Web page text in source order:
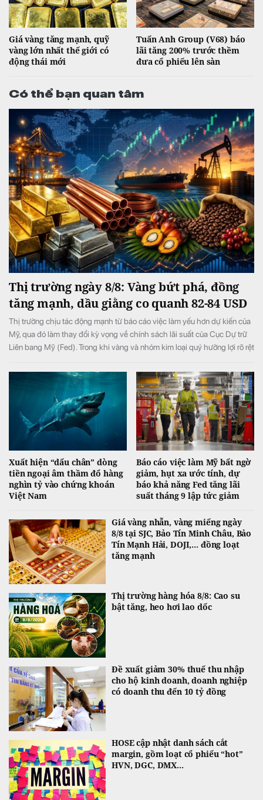
Giá vàng tăng mạnh, quỹ
vàng lớn nhất thế giới có
động thái mới
Tuấn Anh Group (V68) báo
lãi tăng 200% trước thềm
đưa cổ phiếu lên sàn
Có thể bạn quan tâm
Thị trường ngày 8/8: Vàng bứt phá, đồng
tăng mạnh, dầu giằng co quanh 82-84 USD
Thị trường chịu tác động mạnh từ báo cáo việc làm yếu hơn dự kiến của
Mỹ, qua đó làm thay đổi kỳ vọng về chính sách lãi suất của Cục Dự trữ
Liên bang Mỹ (Fed). Trong khi vàng và nhóm kim loại quý hưởng lợi rõ rệt
diễn biến liên quan xung đột Mỹ-Iran và eo biển Hormuz.
Xuất hiện “dấu chân” dòng
tiền ngoại âm thầm đổ hàng
nghìn tỷ vào chứng khoán
Việt Nam
Báo cáo việc làm Mỹ bất ngờ
giảm, hụt xa ước tính, dự
báo khả năng Fed tăng lãi
suất tháng 9 lập tức giảm
Giá vàng nhẫn, vàng miếng ngày
8/8 tại SJC, Bảo Tín Minh Châu, Bảo
Tín Mạnh Hải, DOJI,... đồng loạt
tăng mạnh
Thị trường hàng hóa 8/8: Cao su
bật tăng, heo hơi lao dốc
Đề xuất giảm 30% thuế thu nhập
cho hộ kinh doanh, doanh nghiệp
có doanh thu đến 10 tỷ đồng
HOSE cập nhật danh sách cắt
margin, gồm loạt cổ phiếu “hot”
HVN, DGC, DMX...